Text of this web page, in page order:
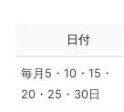
日付
毎月5・10・15・
20・25・30日